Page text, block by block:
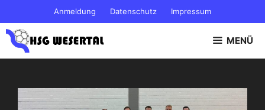
Inhalt
springen
Anmeldung Datenschutz Impressum
MENÜ